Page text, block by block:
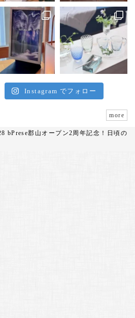
Instagram でフォロー
more
bPrese郡山オープン2周年記念！日頃の